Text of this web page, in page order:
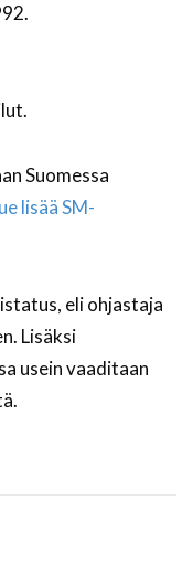
Suomessa
lisää SM-
eli ohjastaja
Lisäksi
usein vaaditaan